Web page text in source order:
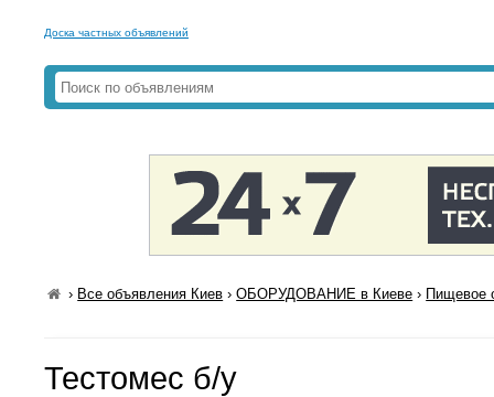
Доска частных объявлений
› Все объявления Киев ›ОБОРУДОВАНИЕ в Киеве › Пищевое
Тестомес б/у